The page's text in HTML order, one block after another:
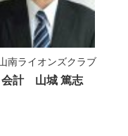
南ライオンズクラブ
会計 山城 篤志